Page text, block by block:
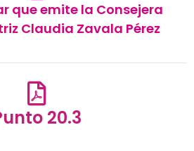
que emite la Consejera
Claudia Zavala Pérez
20.3